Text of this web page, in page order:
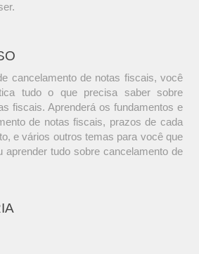
cancelamento de notas fiscais, você
tudo o que precisa saber sobre
fiscais. Aprenderá os fundamentos e
de notas fiscais, prazos de cada
e vários outros temas para você que
aprender tudo sobre cancelamento de